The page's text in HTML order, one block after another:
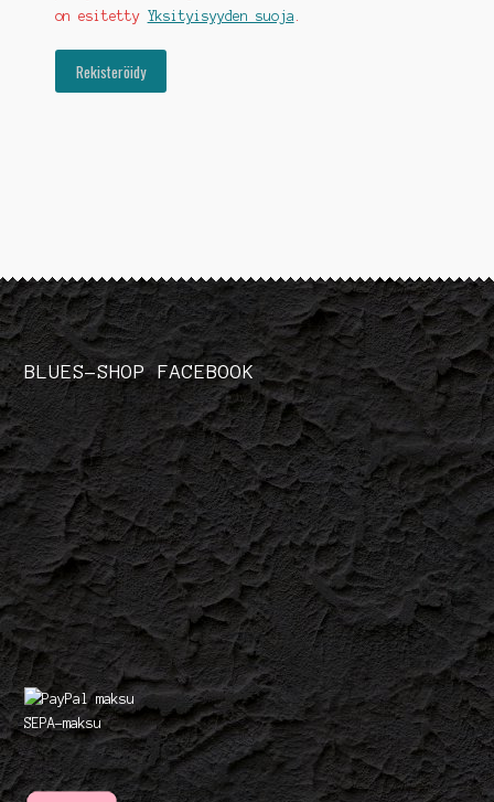
on esitetty Yksityisyyden suoja
Rekisteröidy
BLUES-SHOP FACEBOOK
SEPA-maksu